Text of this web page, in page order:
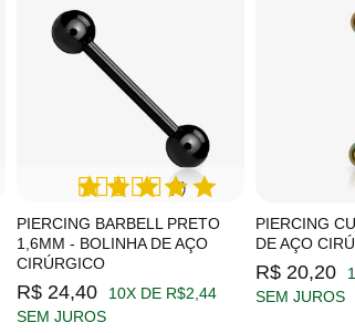
PIERCING BARBELL PRETO
1,6MM - BOLINHA DE AÇO
CIRÚRGICO
(2)
R$ 24,40
10X DE R$2,44
SEM JUROS
PIERCING
DE AÇO
R$ 20,20
SEM JUROS